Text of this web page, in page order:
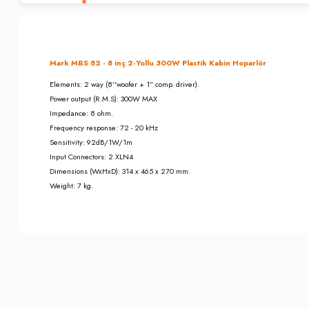
Mark MBS 82 - 8 inç 2-Yollu 300W Plastik Kabin Hoparlör
Elements: 2 way (8''woofer + 1” comp. driver).
Power output (R.M.S): 300W MAX
Impedance: 8 ohm.
Frequency response: 72 - 20 kHz
Sensitivity: 92dB/1W/1m
Input Connectors: 2 XLN4
Dimensions (WxHxD): 314 x 465 x 270 mm.
Weight: 7 kg.